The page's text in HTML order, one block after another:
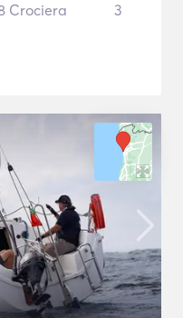
Crociera 3